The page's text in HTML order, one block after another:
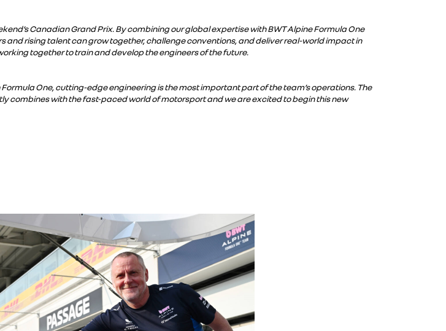
Canadian Grand Prix. By combining our global expertise with BWT Alpine Formula One
and rising talent can grow together, challenge conventions, and deliver real-world impact in
together to train and develop the engineers of the future.
One, cutting-edge engineering is the most important part of the team’s operations. The
with the fast-paced world of motorsport and we are excited to begin this new